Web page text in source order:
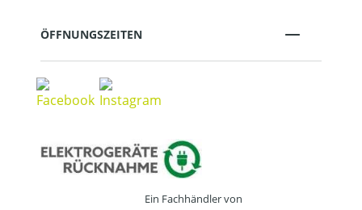
ÖFFNUNGSZEITEN
Ein Fachhändler von